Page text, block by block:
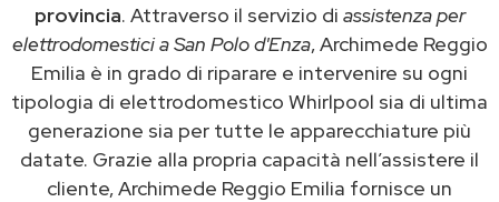
provincia. Attraverso il servizio di assistenza per
elettrodomestici a San Polo d'Enza, Archimede Reggio
Emilia è in grado di riparare e intervenire su ogni
tipologia di elettrodomestico Whirlpool sia di ultima
generazione sia per tutte le apparecchiature più
datate. Grazie alla propria capacità nell’assistere il
cliente, Archimede Reggio Emilia fornisce un